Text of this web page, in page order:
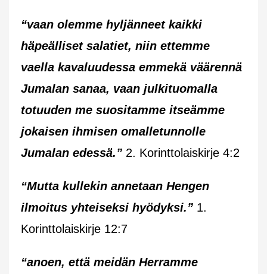
“vaan olemme hyljänneet kaikki
häpeälliset salatiet, niin ettemme
vaella kavaluudessa emmekä väärennä
Jumalan sanaa, vaan julkituomalla
totuuden me suositamme itseämme
jokaisen ihmisen omalletunnolle
Jumalan edessä.” 2. Korinttolaiskirje 4:2
“Mutta kullekin annetaan Hengen
ilmoitus yhteiseksi hyödyksi.” 1.
Korinttolaiskirje 12:7
“anoen, että meidän Herramme